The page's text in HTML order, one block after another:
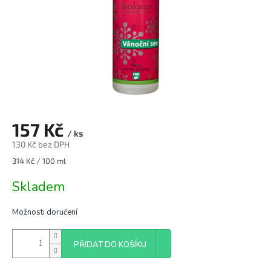
157 Kč / ks
130 Kč bez DPH
Měrná
314 Kč / 100 ml
Skladem
Možnosti doručení
PŘIDAT DO KOŠÍKU